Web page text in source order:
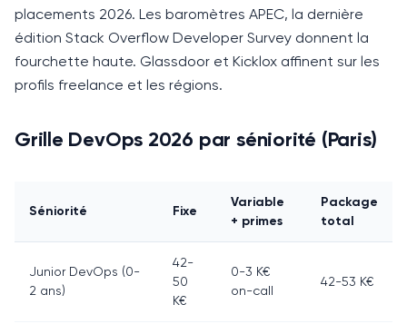
placements 2026. Les baromètres APEC, la dernière
édition Stack Overflow Developer Survey donnent la
fourchette haute. Glassdoor et Kicklox affinent sur les
profils freelance et les régions.
Grille DevOps 2026 par séniorité (Paris)
Séniorité Fixe
Variable
+ primes
Package
total
Junior DevOps (0-
2 ans)
42-
50
K€
0-3 K€
on-call
42-53 K€